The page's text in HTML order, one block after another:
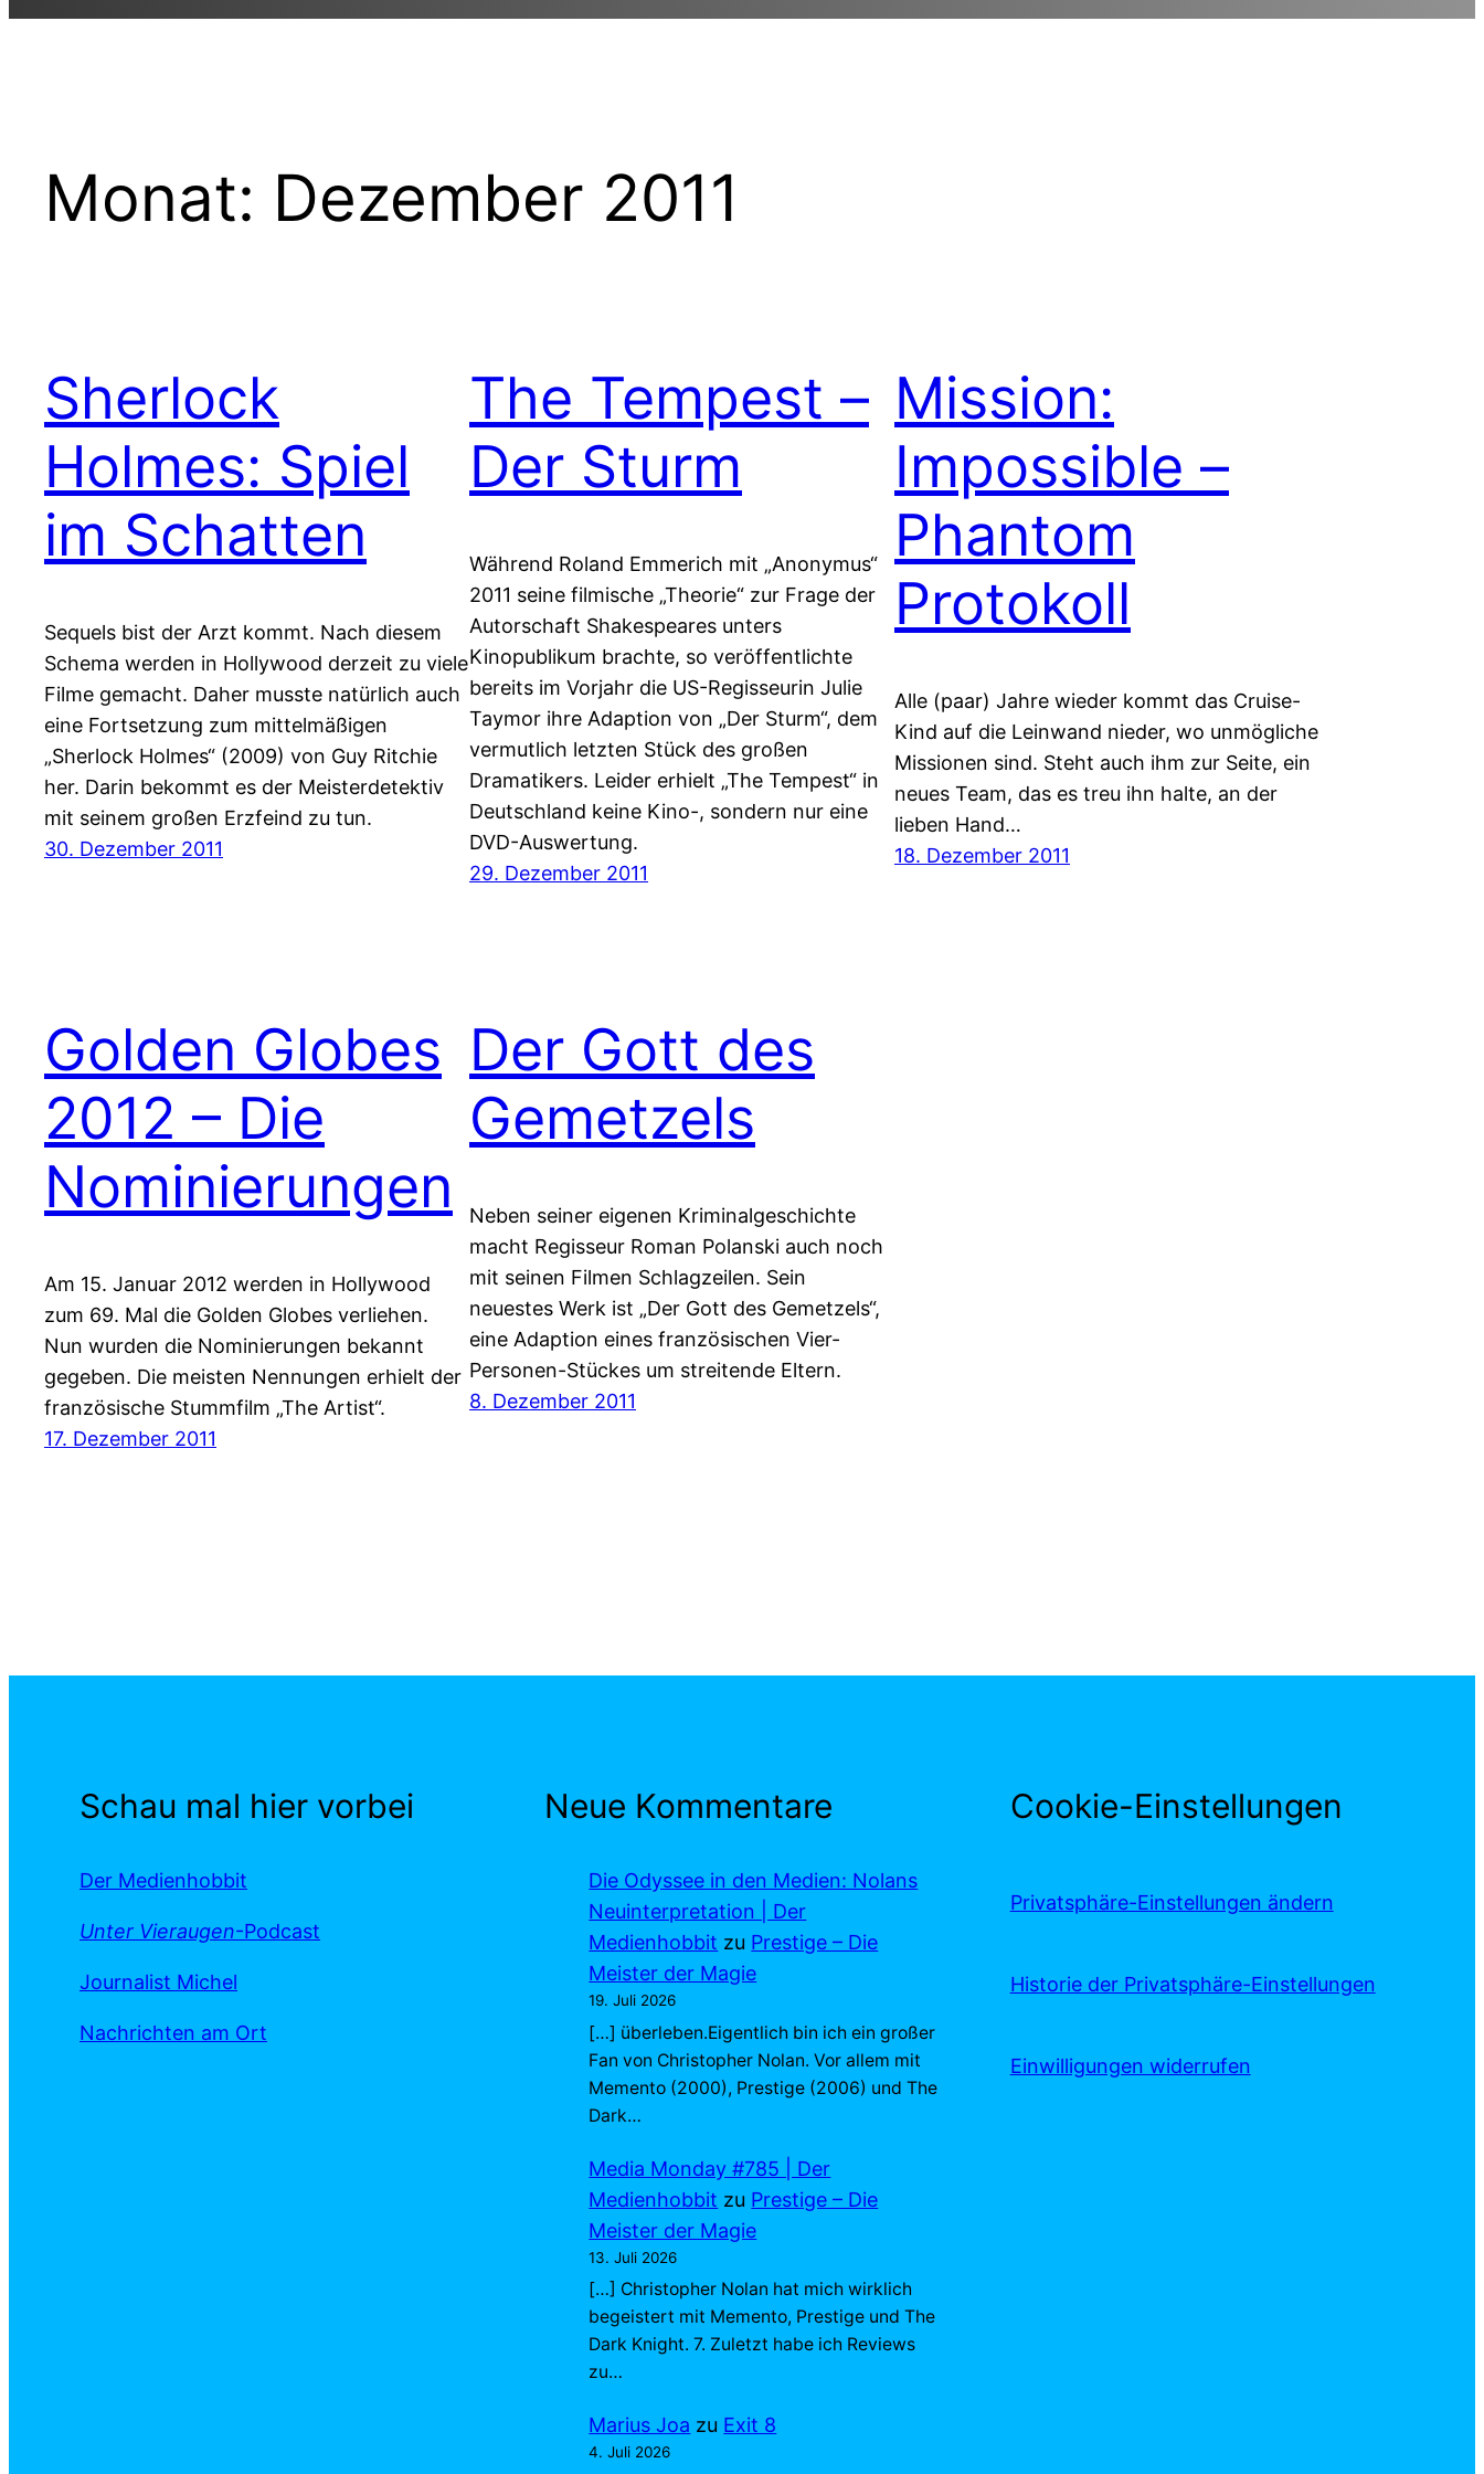
Monat: Dezember 2011
Sherlock
Holmes: Spiel
im Schatten
Sequels bist der Arzt kommt. Nach diesem
Schema werden in Hollywood derzeit zu viele
Filme gemacht. Daher musste natürlich auch
eine Fortsetzung zum mittelmäßigen
„Sherlock Holmes“ (2009) von Guy Ritchie
her. Darin bekommt es der Meisterdetektiv
mit seinem großen Erzfeind zu tun.
30. Dezember 2011
The Tempest –
Der Sturm
Während Roland Emmerich mit „Anonymus“
2011 seine filmische „Theorie“ zur Frage der
Autorschaft Shakespeares unters
Kinopublikum brachte, so veröffentlichte
bereits im Vorjahr die US-Regisseurin Julie
Taymor ihre Adaption von „Der Sturm“, dem
vermutlich letzten Stück des großen
Dramatikers. Leider erhielt „The Tempest“ in
Deutschland keine Kino-, sondern nur eine
DVD-Auswertung.
29. Dezember 2011
Mission:
Impossible –
Phantom
Protokoll
Alle (paar) Jahre wieder kommt das Cruise-
Kind auf die Leinwand nieder, wo unmögliche
Missionen sind. Steht auch ihm zur Seite, ein
neues Team, das es treu ihn halte, an der
lieben Hand…
18. Dezember 2011
Golden Globes
2012 – Die
Nominierungen
Am 15. Januar 2012 werden in Hollywood
zum 69. Mal die Golden Globes verliehen.
Nun wurden die Nominierungen bekannt
gegeben. Die meisten Nennungen erhielt der
französische Stummfilm „The Artist“.
17. Dezember 2011
Der Gott des
Gemetzels
Neben seiner eigenen Kriminalgeschichte
macht Regisseur Roman Polanski auch noch
mit seinen Filmen Schlagzeilen. Sein
neuestes Werk ist „Der Gott des Gemetzels“,
eine Adaption eines französischen Vier-
Personen-Stückes um streitende Eltern.
8. Dezember 2011
Schau mal hier vorbei
Der Medienhobbit
Unter Vieraugen-Podcast
Journalist Michel
Nachrichten am Ort
Neue Kommentare
Die Odyssee in den Medien: Nolans
Neuinterpretation | Der
Medienhobbit zu Prestige – Die
Meister der Magie
19. Juli 2026
[…] überleben.Eigentlich bin ich ein großer
Fan von Christopher Nolan. Vor allem mit
Memento (2000), Prestige (2006) und The
Dark…
Media Monday #785 | Der
Medienhobbit zu Prestige – Die
Meister der Magie
13. Juli 2026
[…] Christopher Nolan hat mich wirklich
begeistert mit Memento, Prestige und The
Dark Knight. 7. Zuletzt habe ich Reviews
zu…
Marius Joa zu Exit 8
4. Juli 2026
Cookie-Einstellungen
Privatsphäre-Einstellungen ändern
Historie der Privatsphäre-Einstellungen
Einwilligungen widerrufen